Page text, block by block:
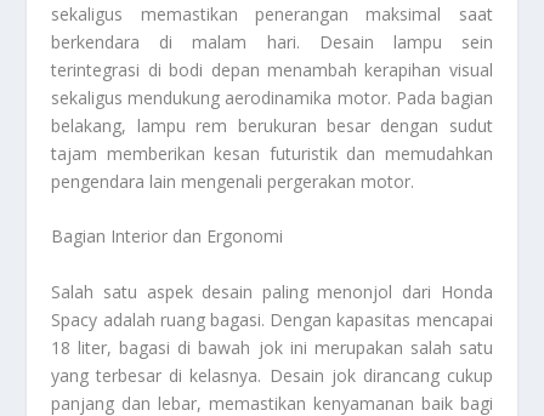
sekaligus memastikan penerangan maksimal saat
berkendara di malam hari. Desain lampu sein
terintegrasi di bodi depan menambah kerapihan visual
sekaligus mendukung aerodinamika motor. Pada bagian
belakang, lampu rem berukuran besar dengan sudut
tajam memberikan kesan futuristik dan memudahkan
pengendara lain mengenali pergerakan motor.
Bagian Interior dan Ergonomi
Salah satu aspek desain paling menonjol dari Honda
Spacy adalah ruang bagasi. Dengan kapasitas mencapai
18 liter, bagasi di bawah jok ini merupakan salah satu
yang terbesar di kelasnya. Desain jok dirancang cukup
panjang dan lebar, memastikan kenyamanan baik bagi